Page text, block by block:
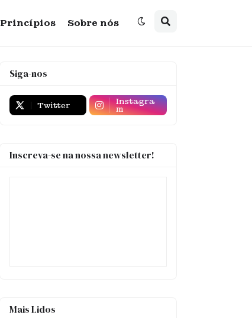
Princípios Sobre nós
Siga-nos
Twitter Instagra
m
Inscreva-se na nossa newsletter!
Mais Lidos